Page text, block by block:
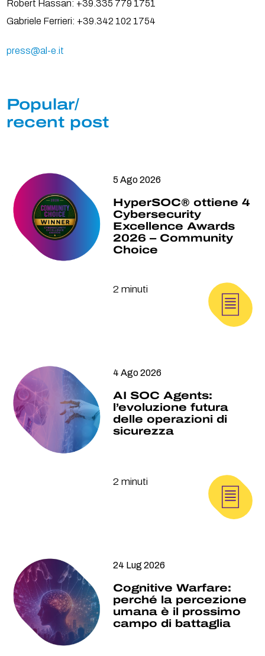
Robert Hassan: +39.335 779 1751
Gabriele Ferrieri: +39.342 102 1754
press@al-e.it
Popular/
recent post
5 Ago 2026
HyperSOC® ottiene 4
Cybersecurity
Excellence Awards
2026 – Community
Choice
2 minuti
4 Ago 2026
AI SOC Agents:
l’evoluzione futura
delle operazioni di
sicurezza
2 minuti
24 Lug 2026
Cognitive Warfare:
perché la percezione
umana è il prossimo
campo di battaglia